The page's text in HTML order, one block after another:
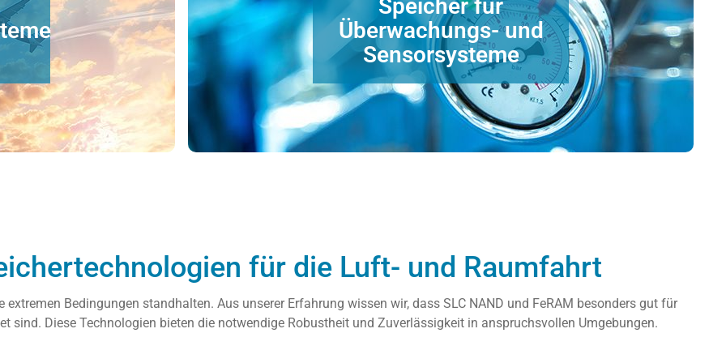
Speicher, die große
Sie dabei, die beste
um eine stabile
Speicher für
Überwachungs- und
Sensorsysteme
Überwachungs- und Sensorsysteme in der Luft- und Raumfahrt erzeugen riesige
Datenmengen, die präzise und zuverlässig verarbeitet werden müssen. Unsere
Beratungsleistung hilft Ihnen, die richtige Speicherlösung für hohe Datenintegrität
und schnelle Verarbeitung zu finden.
Produktvorschläge anfordern
für die Luft- und Raumfahrt
Bedingungen standhalten. Aus unserer Erfahrung wissen wir, dass SLC NAND und FeRAM besonders gut für
sind. Diese Technologien bieten die notwendige Robustheit und Zuverlässigkeit in anspruchsvollen Umgebungen.